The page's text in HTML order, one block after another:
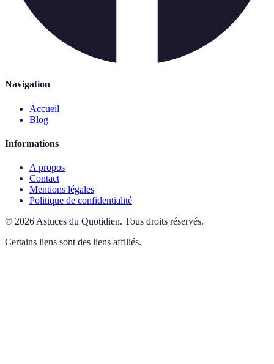
Navigation
Accueil
Blog
Informations
A propos
Contact
Mentions légales
Politique de confidentialité
© 2026 Astuces du Quotidien. Tous droits réservés.
Certains liens sont des liens affiliés.